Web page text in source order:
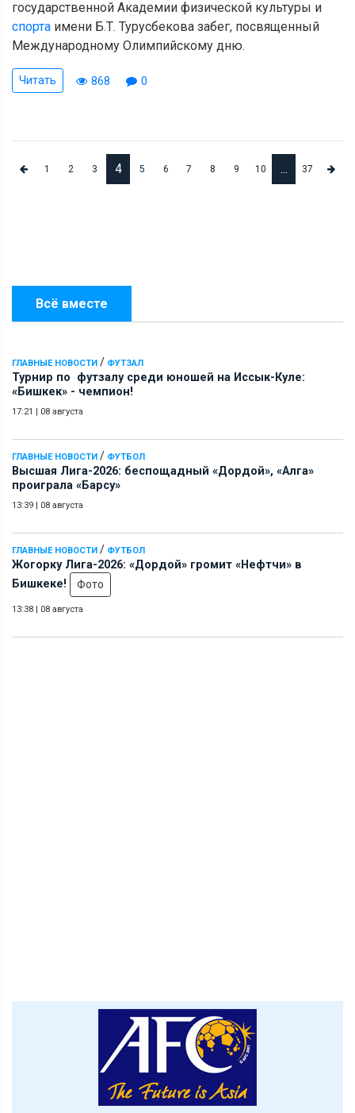
Всё вместе
ГЛАВНЫЕ НОВОСТИ / ФУТЗАЛ
Турнир по футзалу среди юношей на Иссык-Куле:
«Бишкек» - чемпион!
17:21 08 августа
ГЛАВНЫЕ НОВОСТИ / ФУТБОЛ
Высшая Лига-2026: беспощадный «Дордой», «Алга»
проиграла «Барсу»
13:39 08 августа
ГЛАВНЫЕ НОВОСТИ / ФУТБОЛ
Жогорку Лига-2026: «Дордой» громит «Нефтчи» в
Бишкеке!
Фото
13:38 08 августа
государственной Академии физической культуры и
спорта имени Б.Т. Турусбекова забег, посвященный
Международному Олимпийскому дню.
Читать 868 0
1 2 3 4 5 6 7 8 9 10 ... 37